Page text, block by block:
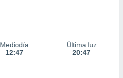
Mediodía
12:47
Última luz
20:47